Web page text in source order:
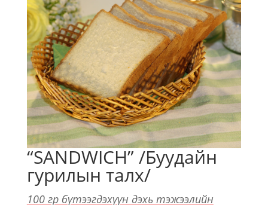
“SANDWICH” /Буудайн
гурилын талх/
100 гр бүтээгдэхүүн дэхь тэжээлийн